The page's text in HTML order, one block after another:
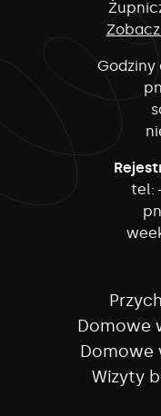
tel:
Domowe
Domowe
Wizyty